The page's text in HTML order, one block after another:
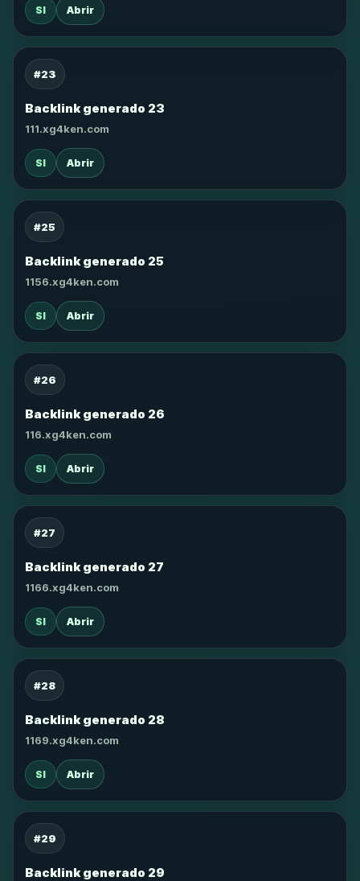
SI Abrir
#23
Backlink generado 23
111.xg4ken.com
SI Abrir
#25
Backlink generado 25
1156.xg4ken.com
SI Abrir
#26
Backlink generado 26
116.xg4ken.com
SI Abrir
#27
Backlink generado 27
1166.xg4ken.com
SI Abrir
#28
Backlink generado 28
1169.xg4ken.com
SI Abrir
#29
Backlink generado 29